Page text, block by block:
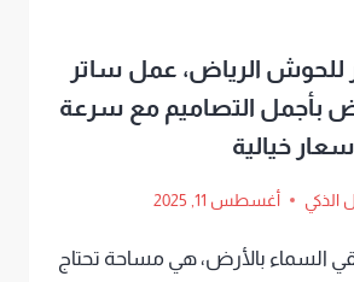
للحوش الرياض، عمل ساتر
بأجمل التصاميم مع سرعة
خيالية
الذكي أغسطس 11, 2025
السماء بالأرض، هي مساحة تحتاج